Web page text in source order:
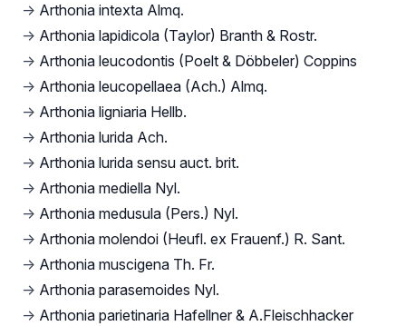
→ Arthonia intexta Almq.
→ Arthonia lapidicola (Taylor) Branth & Rostr.
→ Arthonia leucodontis (Poelt & Döbbeler) Coppins
→ Arthonia leucopellaea (Ach.) Almq.
→ Arthonia ligniaria Hellb.
→ Arthonia lurida Ach.
→ Arthonia lurida sensu auct. brit.
→ Arthonia mediella Nyl.
→ Arthonia medusula (Pers.) Nyl.
→ Arthonia molendoi (Heufl. ex Frauenf.) R. Sant.
→ Arthonia muscigena Th. Fr.
→ Arthonia parasemoides Nyl.
→ Arthonia parietinaria Hafellner & A.Fleischhacker